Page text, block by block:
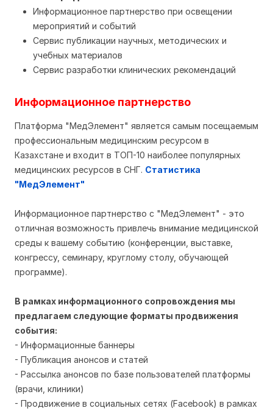
Информационное партнерство при освещении
мероприятий и событий
Сервис публикации научных, методических и
учебных материалов
Сервис разработки клинических рекомендаций
Информационное партнерство
Платформа "МедЭлемент" является самым посещаемым
профессиональным медицинским ресурсом в
Казахстане и входит в ТОП-10 наиболее популярных
медицинских ресурсов в СНГ. Статистика
"МедЭлемент"
Информационное партнерство с "МедЭлемент" - это
отличная возможность привлечь внимание медицинской
среды к вашему событию (конференции, выставке,
конгрессу, семинару, круглому столу, обучающей
программе).
В рамках информационного сопровождения мы
предлагаем следующие форматы продвижения
события:
- Информационные баннеры
- Публикация анонсов и статей
- Рассылка анонсов по базе пользователей платформы
(врачи, клиники)
- Продвижение в социальных сетях (Facebook) в рамках